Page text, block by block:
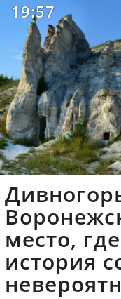
19:57
место,
история